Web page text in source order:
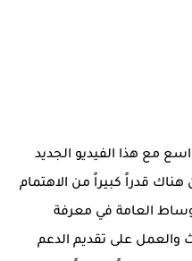
مع هذا الفيديو الجديد
قدراً كبيراً من الاهتمام
العامة في معرفة
والعمل على تقديم الدعم